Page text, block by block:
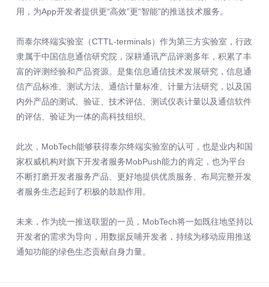
用，为App开发者提供更“高效”更“智能”的推送技术服务。
而泰尔终端实验室（CTTL-terminals）作为第三方实验室，行政
隶属于中国信息通信研究院，深耕通讯产品评测多年，积累了丰
富的评测经验和产品资源。是集信息通信技术发展研究，信息通
信产品标准、测试方法、通信计量标准、计量方法研究，以及国
内外产品的测试、验证、技术评估、测试仪表计量以及通信软件
的评估、验证为一体的高科技组织。
此次，MobTech能够获得泰尔终端实验室的认可，也是业内和国
家权威机构对旗下开发者服务MobPush能力的肯定，也为平台
不断打磨开发者服务产品、更好地提供优质服务、布局完整开发
者服务生态起到了积极的鼓励作用。
未来，作为统一推送联盟的一员，MobTech将一如既往地坚持以
开发者的需求为导向，用数据反哺开发者，持续为移动应用推送
通知功能的绿色生态贡献自身力量。